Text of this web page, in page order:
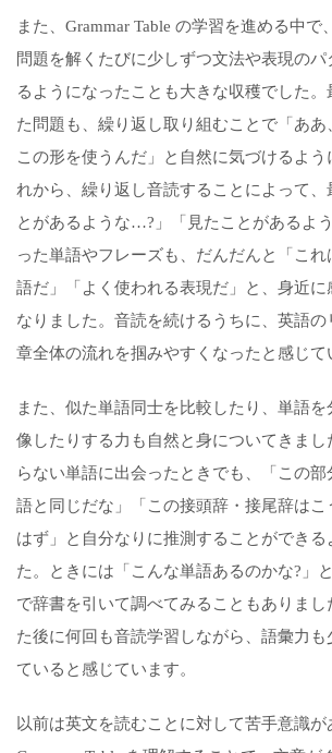
また、 Grammar Table の学習を進める中で
問題 を解く たびに少しずつ文法や表現のパ
るようになったこと も大きな収穫でした 。
た問題も
、繰り返し取り組むことで 「 ああ
この形を使う んだ 」と 自然に気づける よう
れから、繰り返し音読する こと によって、
と があるような…?」 「 見たことがあるよ
った単語やフレーズも 、だんだんと「こ れ
語だ」「よく使われる表現だ」 と 、身近
なり ました。音読を続けるうちに、英語の
章全体の流れを掴みやすく なったと感じて
また、 似た単語同士を比較 したり、 単語を
像したりする力 も自然と身についてきまし
らない単語に出会った とき でも
、「この
語と同じだな」 「この接頭辞・ 接尾辞はこ
はず 」と 自分なりに推測する こと ができる
た。ときには 「 こんな単語あるのかな?」 と
で辞書を引いて調べてみることもあり まし
た後に何回も音読学習しながら 、語彙力も
ていると感じてい ます。
以前は英文を読むことに対して苦手意識が